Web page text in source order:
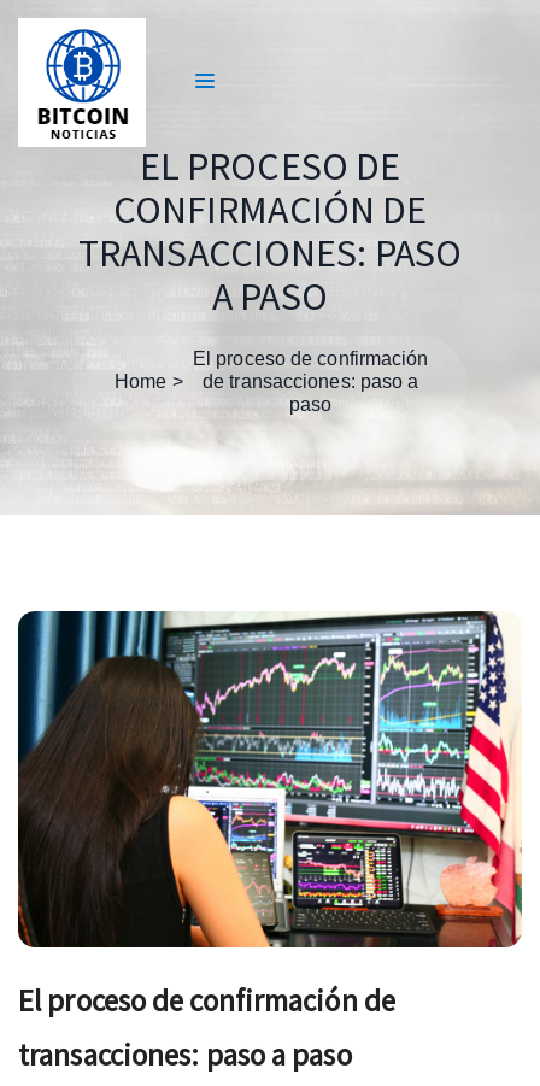
EL PROCESO DE
CONFIRMACIÓN DE
TRANSACCIONES: PASO
A PASO
Home
El proceso de confirmación
de transacciones: paso a
paso
El proceso de confirmación de
transacciones: paso a paso
Navegación
de
entradas